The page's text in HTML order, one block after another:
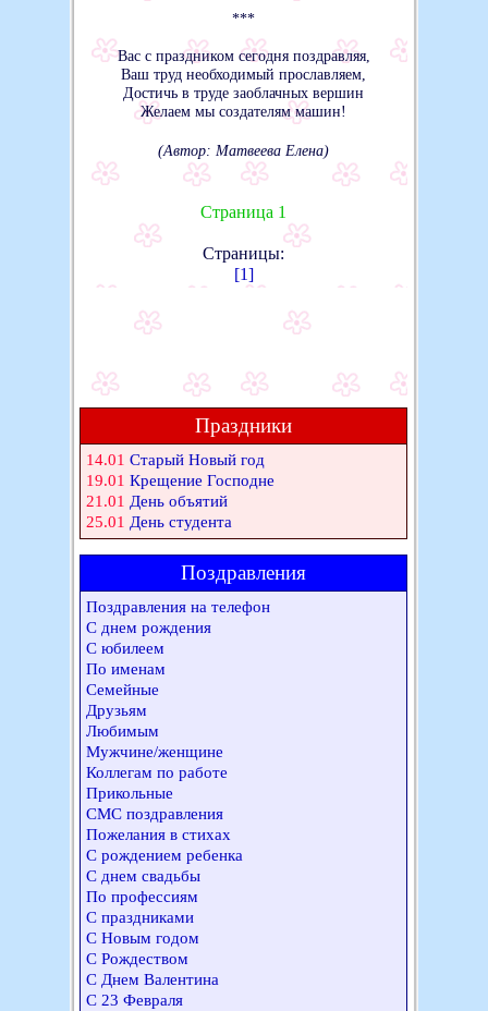
***
Вас с праздником сегодня поздравляя,
Ваш труд необходимый прославляем,
Достичь в труде заоблачных вершин
Желаем мы создателям машин!
(Автор: Матвеева Елена)
Страница 1
Страницы:
[1]
Праздники
14.01 Старый Новый год
19.01 Крещение Господне
21.01 День объятий
25.01 День студента
Поздравления
Поздравления на телефон
С днем рождения
С юбилеем
По именам
Семейные
Друзьям
Любимым
Мужчине/женщине
Коллегам по работе
Прикольные
СМС поздравления
Пожелания в стихах
С рождением ребенка
С днем свадьбы
По профессиям
С праздниками
С Новым годом
С Рождеством
С Днем Валентина
С 23 Февраля